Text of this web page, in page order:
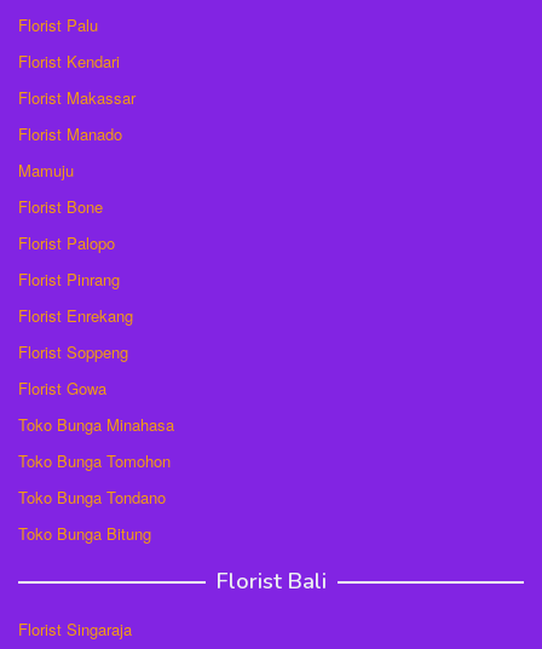
Florist Palu
Florist Kendari
Florist Makassar
Florist Manado
Mamuju
Florist Bone
Florist Palopo
Florist Pinrang
Florist Enrekang
Florist Soppeng
Florist Gowa
Toko Bunga Minahasa
Toko Bunga Tomohon
Toko Bunga Tondano
Toko Bunga Bitung
Florist Bali
Florist Singaraja